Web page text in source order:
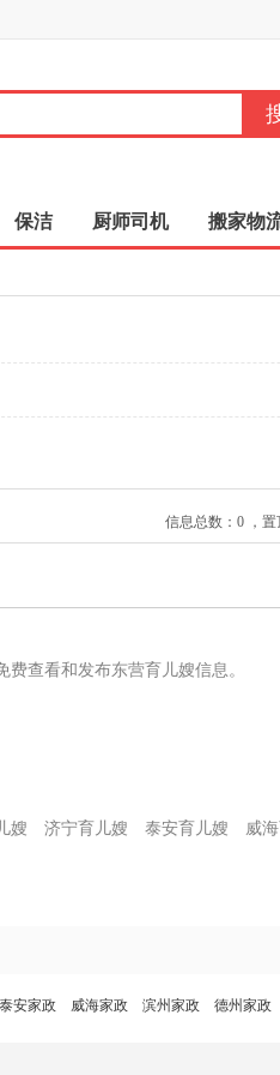
保洁 厨师司机 搬家物
信息总数： 0 ，
查看和发布东营育儿嫂信息。
嫂 济宁育儿嫂 泰安育儿嫂 威
泰安家政 威海家政 滨州家政 德州家政